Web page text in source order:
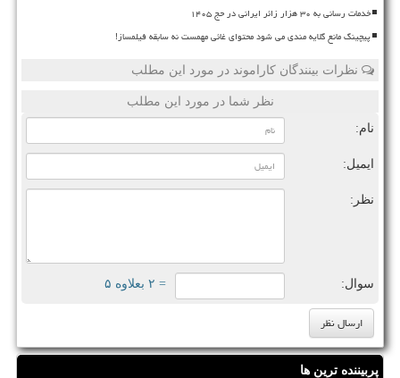
خدمات رسانی به ۳۰ هزار زائر ایرانی در حج ۱۴۰۵
پیچینگ مانع گلایه مندی می شود محتوای غائی مهمست نه سابقه فیلمساز!
نظرات بینندگان کاراموند در مورد این مطلب
نظر شما در مورد این مطلب
نام:
ایمیل:
نظر:
سوال: = ۲ بعلاوه ۵
پربیننده ترین ها